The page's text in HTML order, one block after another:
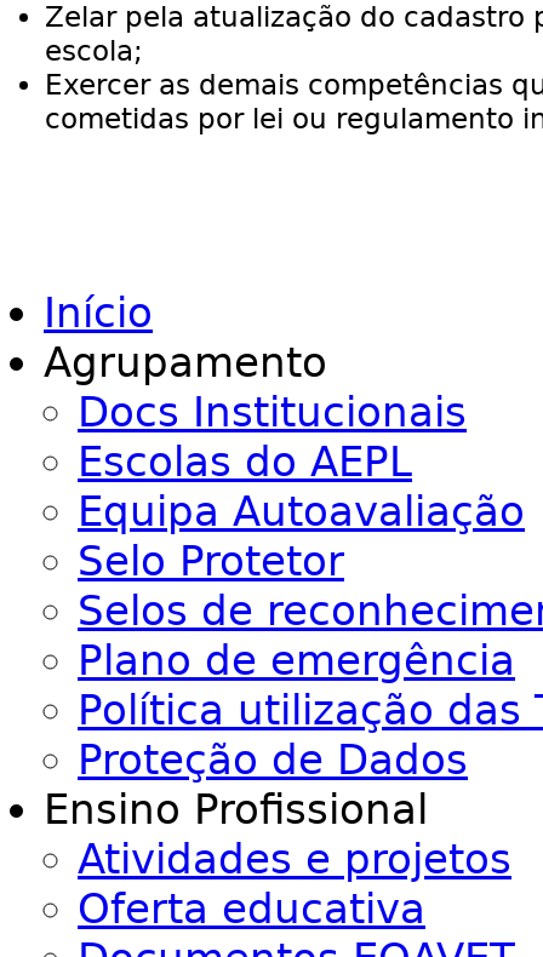
Zelar pela atualização do cadastro
escola;
Exercer as demais competências
cometidas por lei ou regulamento
Início
Agrupamento
Docs Institucionais
Escolas do AEPL
Equipa Autoavaliação
Selo Protetor
Selos de
Plano de emergência
Política utilização das
Proteção de Dados
Ensino Profissional
Atividades e projetos
Oferta educativa